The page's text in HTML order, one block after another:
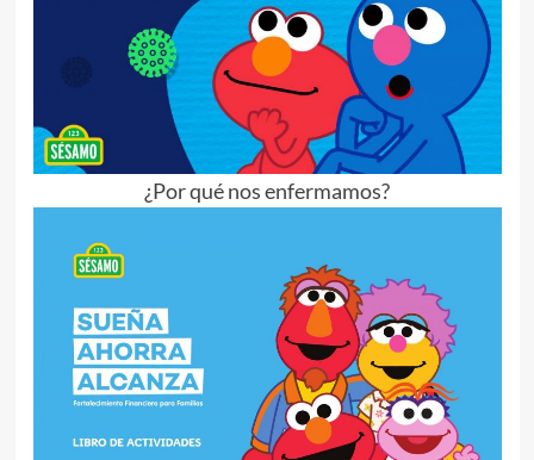
¿Por qué nos enfermamos?